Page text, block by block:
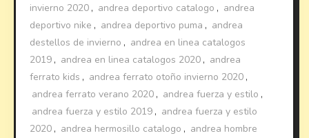
invierno 2020 , andrea deportivo catalogo , andrea
deportivo nike , andrea deportivo puma , andrea
destellos de invierno , andrea en linea catalogos
2019 , andrea en linea catalogos 2020 , andrea
ferrato kids , andrea ferrato otoño invierno 2020 ,
andrea ferrato verano 2020 , andrea fuerza y estilo ,
andrea fuerza y estilo 2019 , andrea fuerza y estilo
2020 , andrea hermosillo catalogo , andrea hombre